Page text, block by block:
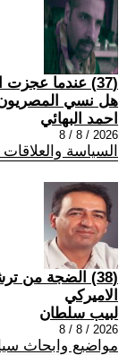
(37) عندما
هل نسي
احمد البهائي
2026 / 8 / 8
السياسة والعلاقات
(38) الضجة من
الاميركي
لبيب سلطان
2026 / 8 / 8
مواضيع وابحاث